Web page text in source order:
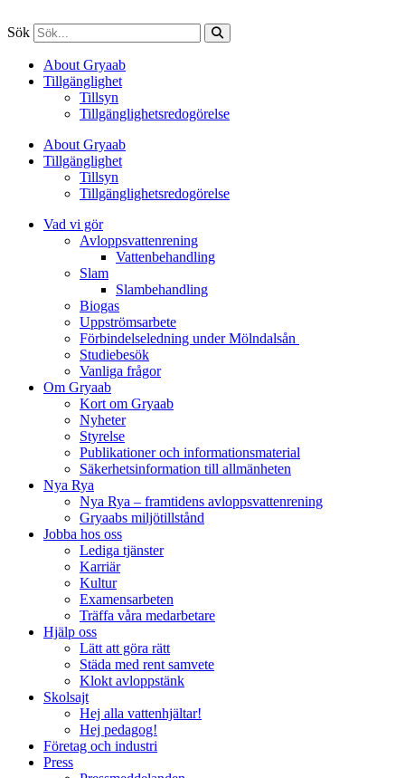
Sök
About Gryaab
Tillgänglighet
Tillsyn
Tillgänglighetsredogörelse
About Gryaab
Tillgänglighet
Tillsyn
Tillgänglighetsredogörelse
Vad vi gör
Avloppsvattenrening
Vatten­behandling
Slam
Slambehandling
Biogas
Uppströmsarbete
Förbindelseledning under Mölndalsån
Studiebesök
Vanliga frågor
Om Gryaab
Kort om Gryaab
Nyheter
Styrelse
Publikationer och informationsmaterial
Säkerhetsinformation till allmänheten
Nya Rya
Nya Rya – framtidens avloppsvattenrening
Gryaabs miljötillstånd
Jobba hos oss
Lediga tjänster
Karriär
Kultur
Examensarbeten
Träffa våra medarbetare
Hjälp oss
Lätt att göra rätt
Städa med rent samvete
Klokt avloppstänk
Skolsajt
Hej alla vattenhjältar!
Hej pedagog!
Företag och industri
Press